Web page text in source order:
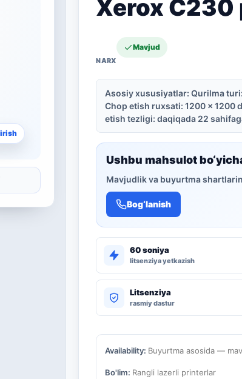
Xerox
Mavjud
Asosiy xususiyatlar: Qurilma
Chop etish ruxsati: 1200 × 1200
etish tezligi: daqiqada 22
Ushbu mahsulot
Mavjudlik va buyurtma
Bog‘lanish
60 soniya
litsenziya yetkazish
Litsenziya
rasmiy dastur
Availability: Buyurtma asosida —
Bo'lim: Rangli lazerli printerlar